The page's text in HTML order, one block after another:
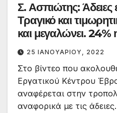
Σ. Ασπιώτης: Άδειες
Τραγικό και
και μεγαλώνει. 24%
ανεργία.
25 ΙΑΝΟΥΑΡΊΟΥ, 2022
Στο βίντεο που
Εργατικού Κέντρου
αναφέρεται στην
αναφορικά με τις